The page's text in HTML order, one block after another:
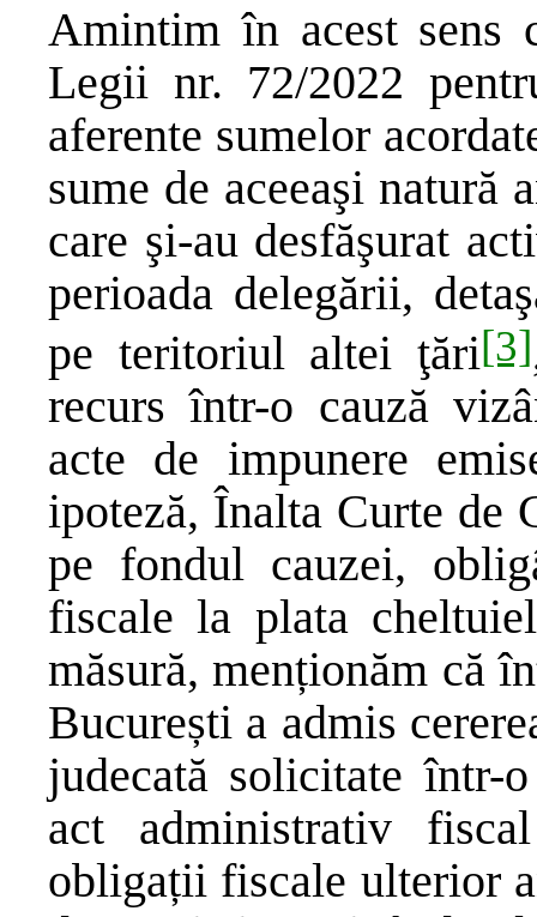
Amintim în acest sens
Legii nr. 72/2022
aferente sumelor
sume de aceeaşi natură
care şi-au desfăşurat
perioada delegării,
pe teritoriul altei ţări[3]
recurs într-o cauză
acte de impunere
ipoteză, Înalta Curte de
pe fondul cauzei,
fiscale la plata
măsură, menționăm că
București a admis
judecată solicitate într-
act administrativ
obligații fiscale ulterior